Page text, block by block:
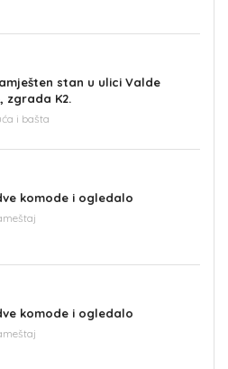
stan u ulici Valde
zgrada K2.
i bašta
komode i ogledalo
komode i ogledalo